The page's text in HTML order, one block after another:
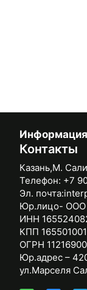
Информация
Контакты
Казань,М.
Телефон: +7
Эл. почта:
Юр.лицо- ООО
ИНН
КПП 165501001
ОГРН
Юр.адрес –
ул.Марселя